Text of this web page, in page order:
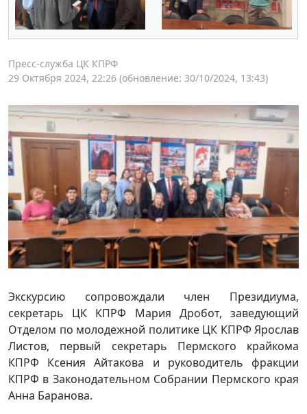
Пресс-служба ЦК КПРФ
29 Октября 2024, 22:26 (обновление: 30/10/2024, 13:43)
Экскурсию сопровождали член Президиума,
секретарь ЦК КПРФ Мария Дробот, заведующий
Отделом по молодежной политике ЦК КПРФ Ярослав
Листов, первый секретарь Пермского крайкома
КПРФ Ксения Айтакова и руководитель фракции
КПРФ в Законодательном Собрании Пермского края
Анна Баранова.